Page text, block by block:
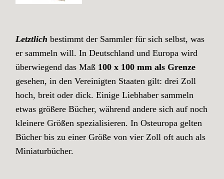
Letztlichbestimmt der Sammler für sich selbst, was
er sammeln will. In Deutschland und Europa wird
überwiegend das Maß 100 x 100 mm als Grenze
gesehen, in den Vereinigten Staaten gilt: drei Zoll
hoch, breit oder dick. Einige Liebhaber sammeln
etwas größere Bücher, während andere sich auf noch
kleinere Größen spezialisieren. In Osteuropa gelten
Bücher bis zu einer Größe von vier Zoll oft auch als
Miniaturbücher.